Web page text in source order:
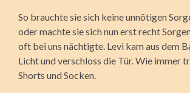
So brauchte sie sich keine unnötigen
oder machte sie sich nun erst recht
oft bei uns nächtigte. Levi kam aus dem
Licht und verschloss die Tür. Wie immer
Shorts und Socken.